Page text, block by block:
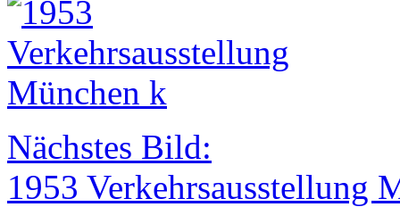
Nächstes Bild:
1953 Verkehrsausstellung